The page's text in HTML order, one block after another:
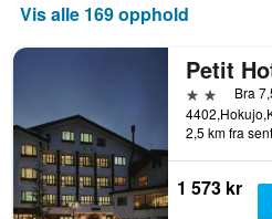
Vis alle 169 opphold
2 stjerner
Bra
2,5 km fra
1 573 kr